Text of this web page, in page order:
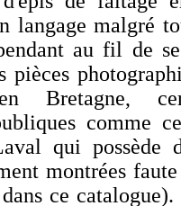
langage malgré
au fil de
pièces
Bretagne,
comme
qui possède
montrées
ce